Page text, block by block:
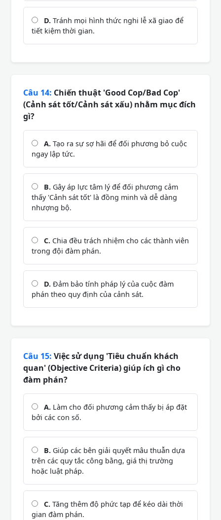
D. Tránh mọi hình thức nghi lễ xã giao để
tiết kiệm thời gian.
Câu 14: Chiến thuật 'Good Cop/Bad Cop'
(Cảnh sát tốt/Cảnh sát xấu) nhằm mục đích
gì?
A. Tạo ra sự sợ hãi để đối phương bỏ cuộc
ngay lập tức.
B. Gây áp lực tâm lý để đối phương cảm
thấy 'Cảnh sát tốt' là đồng minh và dễ dàng
nhượng bộ.
C. Chia đều trách nhiệm cho các thành viên
trong đội đàm phán.
D. Đảm bảo tính pháp lý của cuộc đàm
phán theo quy định của cảnh sát.
Câu 15: Việc sử dụng 'Tiêu chuẩn khách
quan' (Objective Criteria) giúp ích gì cho
đàm phán?
A. Làm cho đối phương cảm thấy bị áp đặt
bởi các con số.
B. Giúp các bên giải quyết mâu thuẫn dựa
trên các quy tắc công bằng, giá thị trường
hoặc luật pháp.
C. Tăng thêm độ phức tạp để kéo dài thời
gian đàm phán.